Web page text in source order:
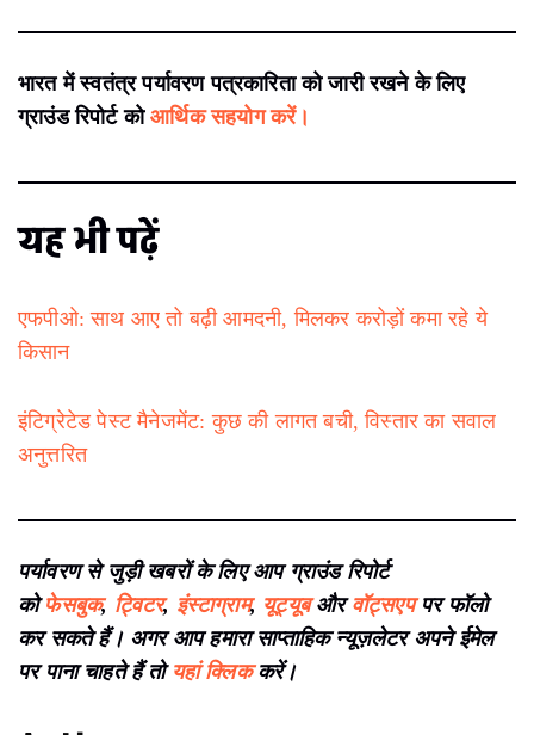
भारत में स्वतंत्र पर्यावरण पत्रकारिता को जारी रखने के लिए
ग्राउंड रिपोर्ट कोआर्थिक सहयोग करें।
यह भी पढ़ें
एफपीओ: साथ आए तो बढ़ी आमदनी, मिलकर करोड़ों कमा रहे ये
किसान
इंटिग्रेटेड पेस्ट मैनेजमेंट: कुछ की लागत बची, विस्तार का सवाल
अनुत्तरित
पर्यावरण से जुड़ी खबरों के लिए आप ग्राउंड रिपोर्ट
कोफेसबुक, ट्विटर, इंस्टाग्राम, यूट्यूबऔरवॉट्सएपपर फॉलो
कर सकते हैं। अगर आप हमारा साप्ताहिक न्यूज़लेटर अपने ईमेल
पर पाना चाहते हैं तो यहां क्लिककरें।